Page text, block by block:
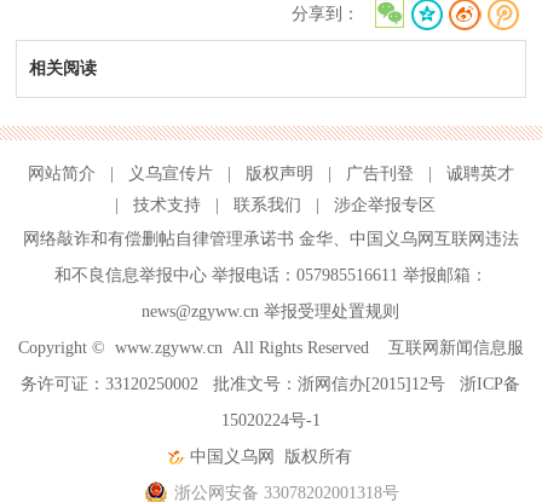
分享到：
相关阅读
网站简介 义乌宣传片 版权声明 广告刊登
诚聘英才
技术支持 联系我们
涉企举报专区
网络敲诈和有偿删帖自律管理承诺书 金华、 中国义乌网互联网违法
和不良信息举报中心举报电话：057985516611 举报邮箱：
news@zgyww.cn举报受理处置规则
Copyright © www.zgyww.cnAll Rights Reserved 互联网新闻信息服
务许可证：33120250002 批准文号：浙网信办[2015]12号浙ICP备
15020224号-1
中国义乌网
版权所有
浙公网安备 33078202001318号